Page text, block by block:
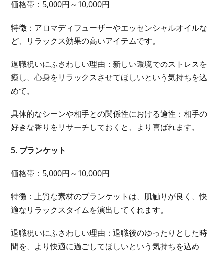
価格帯：5,000円～10,000円
特徴：アロマディフューザーやエッセンシャルオイルな
ど、リラックス効果の高いアイテムです。
退職祝いにふさわしい理由：新しい環境でのストレスを
癒し、心身をリラックスさせてほしいという気持ちを込
めて。
具体的なシーンや相手との関係性における適性：相手の
好きな香りをリサーチしておくと、より喜ばれます。
5. ブランケット
価格帯：5,000円～10,000円
特徴：上質な素材のブランケットは、肌触りが良く、快
適なリラックスタイムを演出してくれます。
退職祝いにふさわしい理由：退職後のゆったりとした時
間を、より快適に過ごしてほしいという気持ちを込め